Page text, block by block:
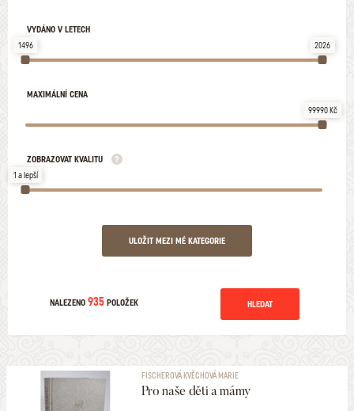
VYDÁNO V LETECH
1496 2026
MAXIMÁLNÍ CENA
99990 Kč
ZOBRAZOVAT KVALITU
1 a lepší
ULOŽIT MEZI MÉ KATEGORIE
NALEZENO 935 POLOŽEK HLEDAT
FISCHEROVÁ KVĚCHOVÁ MARIE
Pro naše děti a mámy